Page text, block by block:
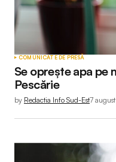
COMUNICATE DE PRESĂ
Se oprește apa pe
Pescărie
by Redactia Info Sud-Est7